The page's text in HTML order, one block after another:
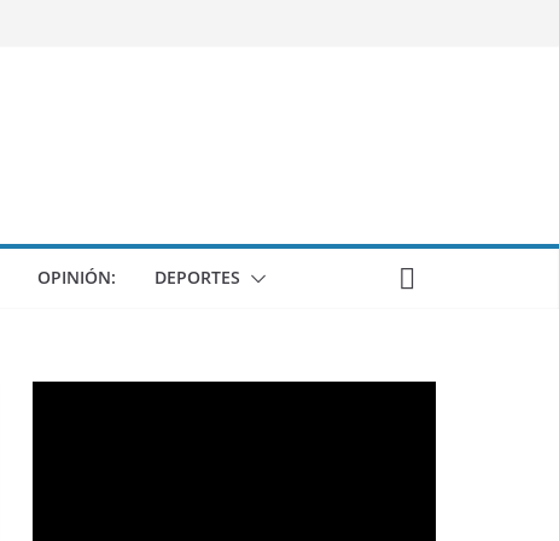
OPINIÓN: DEPORTES